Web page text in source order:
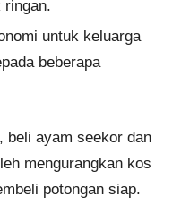
ringan.
untuk keluarga
beberapa
beli ayam seekor dan
mengurangkan kos
potongan siap.